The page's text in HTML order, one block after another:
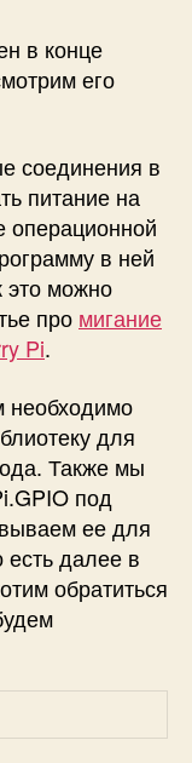
в конце
его
соединения в
питание на
операционной
в ней
это можно
про мигание
Pi.
для
Также мы
под
ее для
есть далее в
обратиться